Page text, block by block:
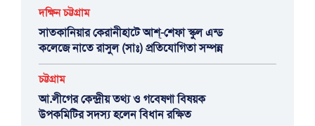
দক্ষিন চট্টগ্রাম
সাতকানিয়ার কেরানীহাটে আশ্-শেফা স্কুল এন্ড
কলেজে নাতে রাসুল (সাঃ) প্রতিযোগিতা সম্পন্ন
চট্টগ্রাম
আ.লীগের কেন্দ্রীয় তথ্য ও গবেষণা বিষয়ক
উপকমিটির সদস্য হলেন বিধান রক্ষিত